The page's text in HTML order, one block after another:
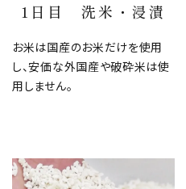
1日目 洗米・浸漬
お米は国産のお米だけを使用
し、安価な外国産や破砕米は使
用しません。